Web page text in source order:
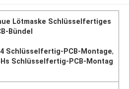
Lötmaske Schlüsselfertiges
Bündel
Schlüsselfertig-PCB-Montage,
Schlüsselfertig-PCB-Montag